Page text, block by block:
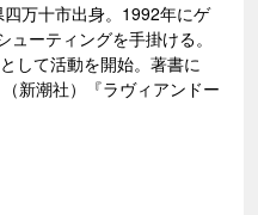
万十市出身。1992年にゲ
ーティングを手掛ける。
して活動を開始。著書に
新潮社）『ラヴィアンドー